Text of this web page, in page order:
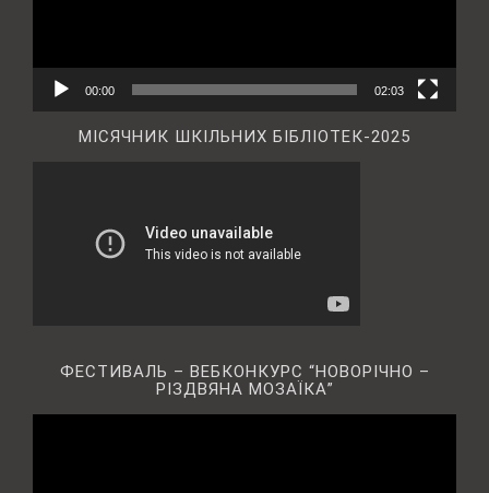
00:00 02:03
МІСЯЧНИК ШКІЛЬНИХ БІБЛІОТЕК-2025
ФЕСТИВАЛЬ – ВЕБКОНКУРС “НОВОРІЧНО –
РІЗДВЯНА МОЗАЇКА”